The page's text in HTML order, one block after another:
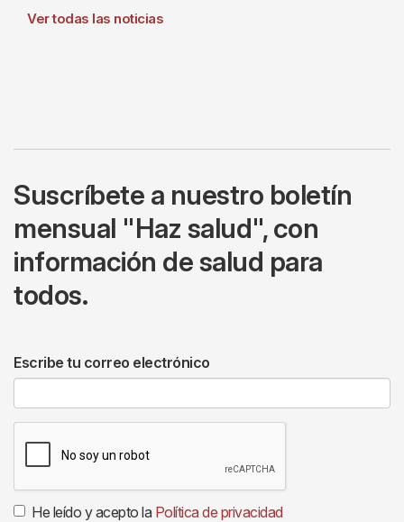
Ver todas las noticias
Suscríbete a nuestro boletín
mensual "Haz salud", con
información de salud para
todos.
Escribe tu correo electrónico
He leído y acepto la Política de privacidad